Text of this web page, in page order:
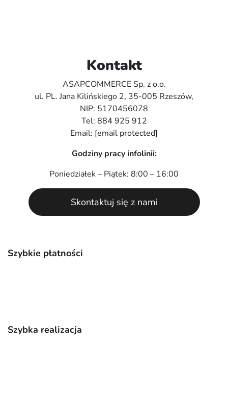
Szybkie płatności
Szybka realizacja
Kontakt
ASAPCOMMERCE Sp. z o.o.
ul. PL. Jana Kilińskiego 2, 35-005 Rzeszów,
NIP: 5170456078
Tel: 884 925 912
Email: [email protected]
Godziny pracy infolinii:
Poniedziałek – Piątek: 8:00 – 16:00
Skontaktuj się z nami